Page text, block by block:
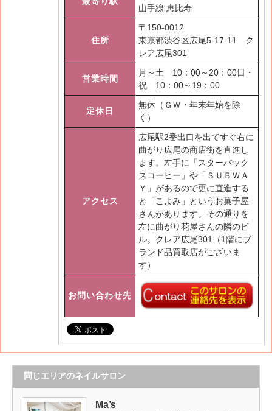
山手線 恵比寿
住所
〒 150-0012
東京都渋谷区広尾5-17-11 ク
レア広尾301
営業時間
月～土 10：00～20：00日・
祝 10：00～19：00
定休日
無休（ＧＷ・年末年始を除
く）
アクセス
広尾駅2番出口を出てすぐ右に
曲がり広尾の商店街を直進し
ます。左手に「スターバック
スコーヒー」や「ＳＵＢＷＡ
Ｙ」があるので更に直進する
と「こよみ」というお菓子屋
さんがあります。その通りを
左に曲がり花屋さんの隣のビ
ル。クレア広尾301（1階にブ
ランド品買取店がございま
す）
お問い合わせ先
同じエリアのネイルサロン
Ma’s